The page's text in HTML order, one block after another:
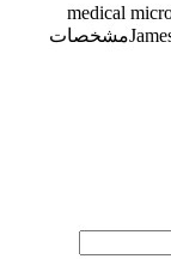
medical
murray 9th editionنویسنده/مترجم: James D. Watsonمشخصات